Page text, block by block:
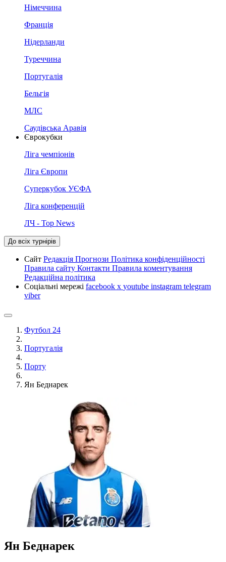
Німеччина
Франція
Нідерланди
Туреччина
Португалія
Бельгія
МЛС
Саудівська Аравія
Єврокубки
Ліга чемпіонів
Ліга Європи
Суперкубок УЄФА
Ліга конференцій
ЛЧ - Top News
До всіх турнірів
Сайт Редакція Прогнози Політика конфіденційності
Правила сайту Контакти Правила коментування
Редакційна політика
Соціальні мережі facebook x youtube instagram telegram
viber
Футбол 24
Португалія
Порту
Ян Беднарек
Ян Беднарек